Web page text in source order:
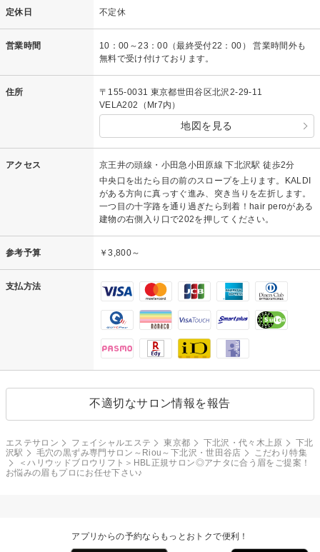
定休日 不定休
営業時間
10：00～23：00（最終受付22：00） 営業時間外も
無料で受け付けております。
住所
〒155-0031 東京都世田谷区北沢2-29-11
VELA202（Mr7内）
地図を見る
アクセス
京王井の頭線・小田急小田原線 下北沢駅 徒歩2分
中央口を出たら目の前のスロープを上ります。KALDI
がある方向に真っすぐ進み、突き当りを左折します。
一つ目の十字路を通り過ぎたら到着！hair peroがある
建物の右側入り口で202を押してください。
参考予算 ￥3,800～
支払方法
不適切なサロン情報を報告
エステサロン フェイシャルエステ 東京都 下北沢・代々木上原
下北
沢駅
毛穴の黒ずみ専門サロン～Riou～下北沢・世田谷店
こだわり特集
＜ハリウッドブロウリフト＞HBL正規サロン◎アナタに合う眉をご提案！
お悩みの眉もプロにお任せ下さい♪
アプリからの予約ならもっとおトクで便利！